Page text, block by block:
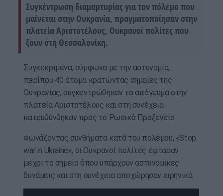
Συγκέντρωση διαμαρτυρίας για τον πόλεμο που
μαίνεται στην Ουκρανία, πραγματοποίησαν στην
πλατεία Αριστοτέλους, Ουκρανοί πολίτες που
ζουν στη Θεσσαλονίκη.
Συγκεκριμένα, σύμφωνα με την αστυνομία,
περίπου 40 άτομα κρατώντας σημαίες της
Ουκρανίας, συγκεντρώθηκαν το απόγευμα στην
πλατεία Αριστοτέλους και στη συνέχεια
κατευθύνθηκαν προς το Ρωσικό Προξενείο.
Φωνάζοντας συνθήματα κατά του πολέμου, «Stop
war in Ukraine», οι Ουκρανοί πολίτες έφτασαν
μέχρι το σημείο όπου υπάρχουν αστυνομικές
δυνάμεις και στη συνέχεια αποχώρησαν ειρηνικά.